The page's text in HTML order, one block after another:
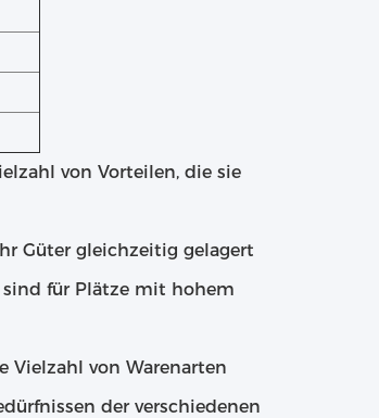
von Vorteilen, die sie
Güter gleichzeitig gelagert
für Plätze mit hohem
Vielzahl von Warenarten
der verschiedenen